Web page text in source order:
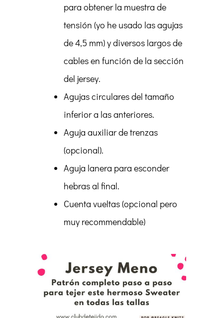
para obtener la muestra de
tensión (yo he usado las agujas
de 4,5 mm) y diversos largos de
cables en función de la sección
del jersey.
Agujas circulares del tamaño
inferior a las anteriores.
Aguja auxiliar de trenzas
(opcional).
Aguja lanera para esconder
hebras al final.
Cuenta vueltas (opcional pero
muy recommendable)